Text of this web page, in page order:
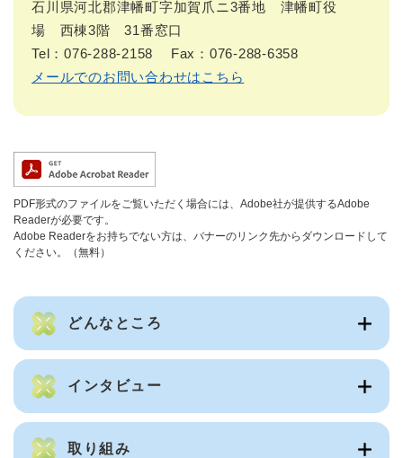
石川県河北郡津幡町字加賀爪ニ3番地 津幡町役
場 西棟3階 31番窓口
Tel：076-288-2158
Fax：076-288-6358
メールでのお問い合わせはこちら
PDF形式のファイルをご覧いただく場合には、Adobe社が提供するAdobe
Readerが必要です。
Adobe Readerをお持ちでない方は、バナーのリンク先からダウンロードして
ください。（無料）
どんなところ
インタビュー
取り組み